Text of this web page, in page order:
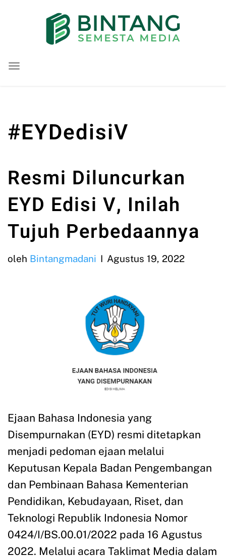
konten
#EYDedisiV
Resmi Diluncurkan
EYD Edisi V, Inilah
Tujuh Perbedaannya
oleh Bintangmadani Agustus 19, 2022
Ejaan Bahasa Indonesia yang
Disempurnakan (EYD) resmi ditetapkan
menjadi pedoman ejaan melalui
Keputusan Kepala Badan Pengembangan
dan Pembinaan Bahasa Kementerian
Pendidikan, Kebudayaan, Riset, dan
Teknologi Republik Indonesia Nomor
0424/I/BS.00.01/2022 pada 16 Agustus
2022. Melalui acara Taklimat Media dalam